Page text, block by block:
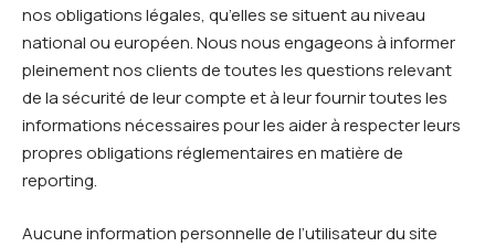
nos obligations légales, qu’elles se situent au niveau
national ou européen. Nous nous engageons à informer
pleinement nos clients de toutes les questions relevant
de la sécurité de leur compte et à leur fournir toutes les
informations nécessaires pour les aider à respecter leurs
propres obligations réglementaires en matière de
reporting.
Aucune information personnelle de l’utilisateur du site